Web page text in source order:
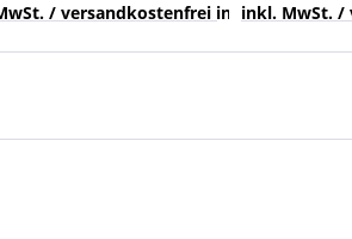
Deutschlands
/ versandkostenfrei innerhalbinkl. MwSt. /